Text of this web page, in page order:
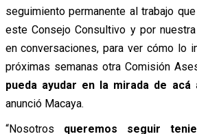
seguimiento permanente al trabajo
este Consejo Consultivo y por
en conversaciones, para ver cómo lo
próximas semanas otra Comisión
pueda ayudar en la mirada de
anunció Macaya.
“Nosotros queremos seguir